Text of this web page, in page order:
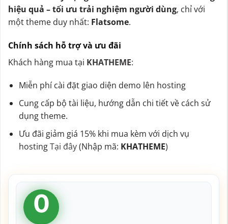
hiệu quả – tối ưu trải nghiệm người dùng, chỉ với
một theme duy nhất: Flatsome.
Chính sách hỗ trợ và ưu đãi
Khách hàng mua tại KHATHEME:
Miễn phí cài đặt giao diện demo lên hosting
Cung cấp bộ tài liệu, hướng dẫn chi tiết về cách sử
dụng theme.
Ưu đãi giảm giá 15% khi mua kèm với dịch vụ
hostingTại đây(Nhập mã: KHATHEME)
0